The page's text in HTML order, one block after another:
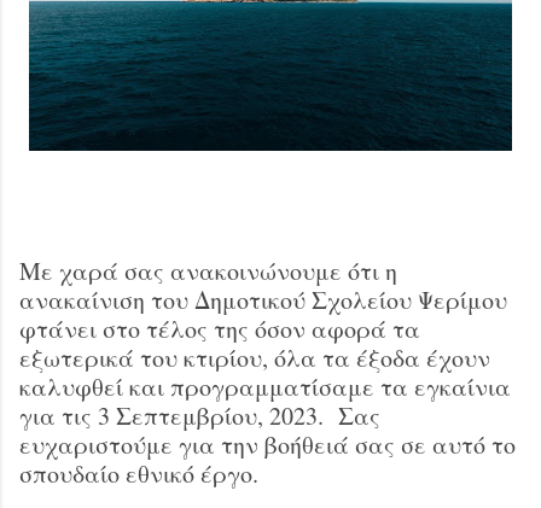
Με χαρά σας ανακοινώνουμε ότι η
ανακαίνιση του Δημοτικού Σχολείου Ψερίμου
φτάνει στο τέλος της όσον αφορά τα
εξωτερικά του κτιρίου, όλα τα έξοδα έχουν
καλυφθεί και προγραμματίσαμε τα εγκαίνια
για τις 3 Σεπτεμβρίου, 2023. Σας
ευχαριστούμε για την βοήθειά σας σε αυτό το
σπουδαίο εθνικό έργο.